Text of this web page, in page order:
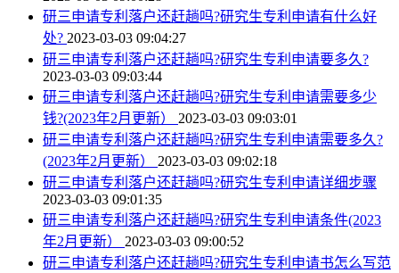
研三申请专利落户还赶趟吗?研究生专利申请有什么好
处? 2023-03-03 09:04:27
研三申请专利落户还赶趟吗?研究生专利申请要多久?
2023-03-03 09:03:44
研三申请专利落户还赶趟吗?研究生专利申请需要多少
钱?(2023年2月更新） 2023-03-03 09:03:01
研三申请专利落户还赶趟吗?研究生专利申请需要多久?
(2023年2月更新） 2023-03-03 09:02:18
研三申请专利落户还赶趟吗?研究生专利申请详细步骤
2023-03-03 09:01:35
研三申请专利落户还赶趟吗?研究生专利申请条件(2023
年2月更新） 2023-03-03 09:00:52
研三申请专利落户还赶趟吗?研究生专利申请书怎么写范